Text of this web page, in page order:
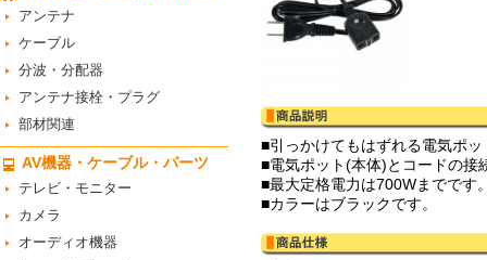
アンテナ
ケーブル
分波・分配器
アンテナ接栓・プラグ
部材関連
AV機器・ケーブル・パーツ
テレビ・モニター
カメラ
オーディオ機器
■引っかけてもはずれる電気ポ
■電気ポット(本体)とコードの接
■最大定格電力は700Wまでです
■カラーはブラックです。